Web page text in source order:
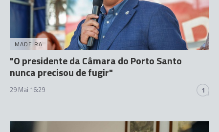
MADEIRA
"O presidente da Câmara do Porto Santo
nunca precisou de fugir"
29 Mai 16:29 1